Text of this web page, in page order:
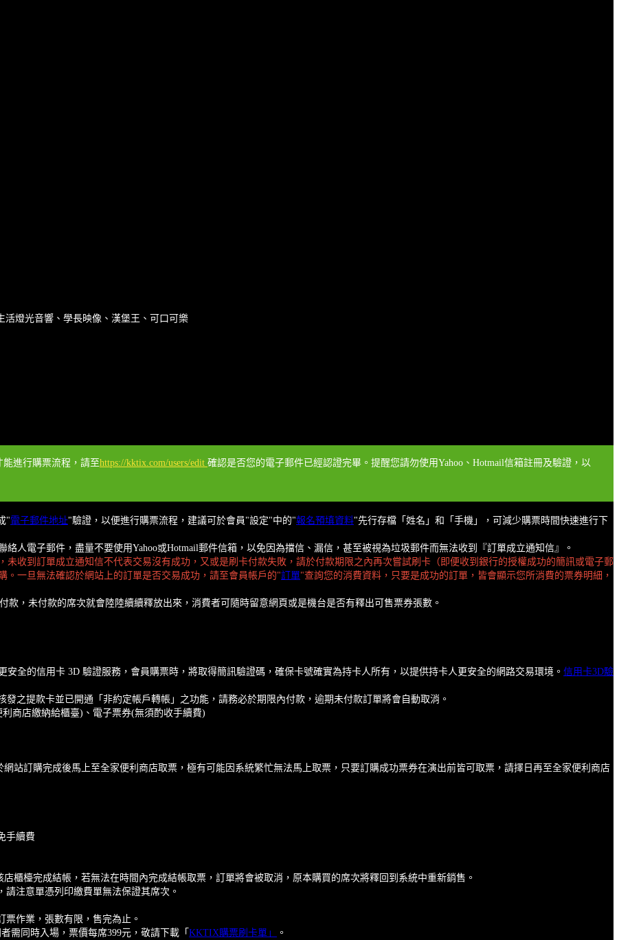
燈光音響、學長映像、漢堡王、可口可樂
進行購票流程，請至https://kktix.com/users/edit 確認是否您的電子郵件已經認證完畢。提醒您請勿使用Yahoo、Hotmail信箱註冊及驗證，以
"電子郵件地址"驗證，以便進行購票流程，建議可於會員"設定"中的"報名預填資料"先行存檔「姓名」和「手機」，可減少購票時間快速進行下
人電子郵件，盡量不要使用Yahoo或Hotmail郵件信箱，以免因為擋信、漏信，甚至被視為垃圾郵件而無法收到『訂單成立通知信』。
收到訂單成立通知信不代表交易沒有成功，又或是刷卡付款失敗，請於付款期限之內再次嘗試刷卡（即便收到銀行的授權成功的簡訊或電子郵
一旦無法確認於網站上的訂單是否交易成功，請至會員帳戶的"訂單"查詢您的消費資料，只要是成功的訂單，皆會顯示您所消費的票券明細，
，未付款的席次就會陸陸續續釋放出來，消費者可隨時留意網頁或是機台是否有釋出可售票券張數。
全的信用卡 3D 驗證服務，會員購票時，將取得簡訊驗證碼，確保卡號確實為持卡人所有，以提供持卡人更安全的網路交易環境。 信用卡3D驗
之提款卡並已開通「非約定帳戶轉帳」之功能，請務必於期限內付款，逾期未付款訂單將會自動取消。
商店繳納給櫃臺)、電子票券(無須酌收手續費)
站訂購完成後馬上至全家便利商店取票，極有可能因系統繁忙無法馬上取票，只要訂購成功票券在演出前皆可取票，請擇日再至全家便利商店
手續費
櫃檯完成結帳，若無法在時間內完成結帳取票，訂單將會被取消，原本購買的席次將釋回到系統中重新銷售。
注意單憑列印繳費單無法保證其席次。
作業，張數有限，售完為止。
需同時入場，票價每席399元，敬請下載「 KKTIX購票刷卡單」
。